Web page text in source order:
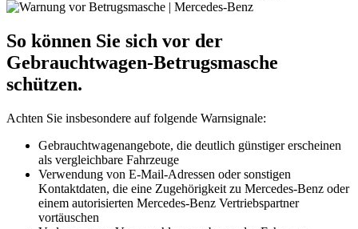
So können Sie sich vor der
Gebrauchtwagen-Betrugsmasche
schützen.
Achten Sie insbesondere auf folgende Warnsignale:
Gebrauchtwagenangebote, die deutlich günstiger erscheinen
als vergleichbare Fahrzeuge
Verwendung von E-Mail-Adressen oder sonstigen
Kontaktdaten, die eine Zugehörigkeit zu Mercedes-Benz oder
einem autorisierten Mercedes-Benz Vertriebspartner
vortäuschen